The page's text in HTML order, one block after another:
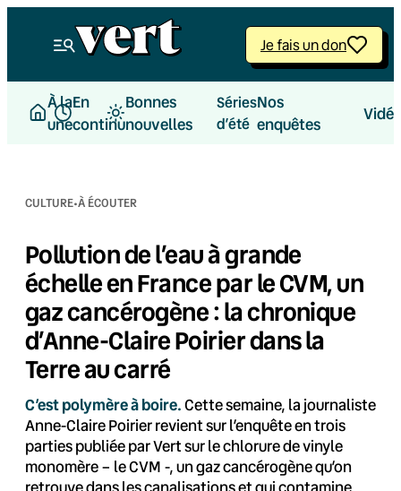
Je fais un don
À la
une
En
continu
Bonnes
nouvelles
Séries
d’été
Nos
enquêtes
CULTURE·À ÉCOUTER
Pollution de l’eau à grande
échelle en France par le CVM, un
gaz cancérogène : la chronique
d’Anne-Claire Poirier dans la
Terre au carré
C’est polymère à boire.Cette semaine, la journaliste
Anne-Claire Poirier revient sur l’enquête en trois
parties publiée par Vert sur le chlorure de vinyle
monomère – le CVM -, un gaz cancérogène qu’on